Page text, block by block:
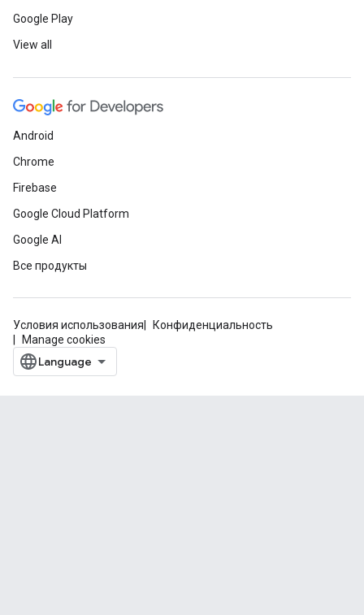
Google Play
View all
Android
Chrome
Firebase
Google Cloud Platform
Google AI
Все продукты
Условия использования
Конфиденциальность
Manage cookies